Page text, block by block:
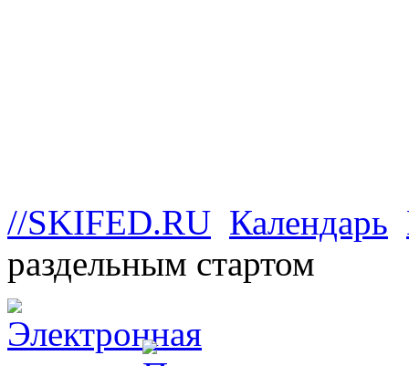
//SKIFED.RU Календарь
раздельным стартом